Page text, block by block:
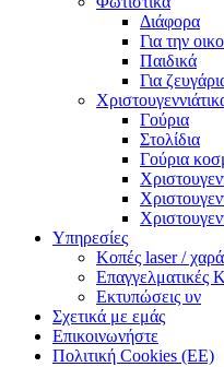
Διάφορα
Για την
Παιδικά
Για
Γούρια
Στολίδια
Γούρια
Υπηρεσίες
Κοπές laser /
Επαγγελματικές
Εκτυπώσεις υν
Σχετικά με εμάς
Επικοινωνήστε
Πολιτική Cookies (ΕΕ)